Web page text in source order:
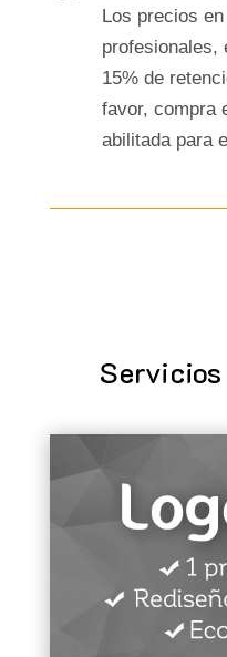
Los precios
profesionales,
15% de
favor, compra
abilitada para